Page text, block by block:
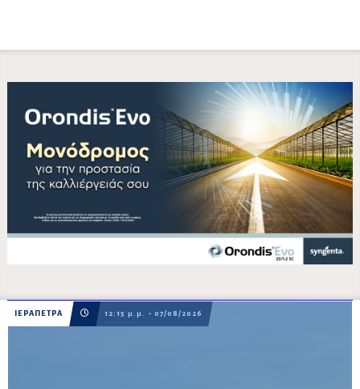
ΙΕΡΑΠΕΤΡΑ 12:15 μ.μ. - 07/08/2026